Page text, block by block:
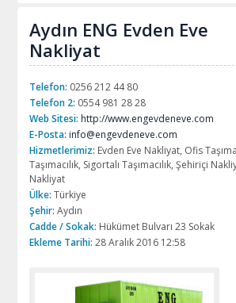
Aydın ENG Evden Eve
Nakliyat
Telefon: 0256 212 44 80
Telefon 2: 0554 981 28 28
Web Sitesi: http://www.engevdeneve.com
E-Posta: info@engevdeneve.com
Hizmetlerimiz: Evden Eve Nakliyat, Ofis
Taşımacılık, Sigortalı Taşımacılık, Şehiriçi
Nakliyat
Ülke: Türkiye
Şehir: Aydın
Cadde / Sokak: Hükümet Bulvarı 23 Sokak
Ekleme Tarihi: 28 Aralık 2016 12:58